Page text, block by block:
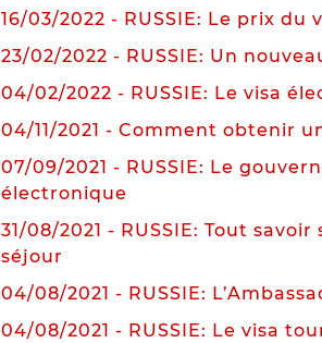
16/03/2022 - RUSSIE: Le prix du
23/02/2022 - RUSSIE: Un
04/02/2022 - RUSSIE: Le visa
04/11/2021 - Comment obtenir
07/09/2021 - RUSSIE: Le
électronique
31/08/2021 - RUSSIE: Tout
séjour
04/08/2021 - RUSSIE:
04/08/2021 - RUSSIE: Le visa